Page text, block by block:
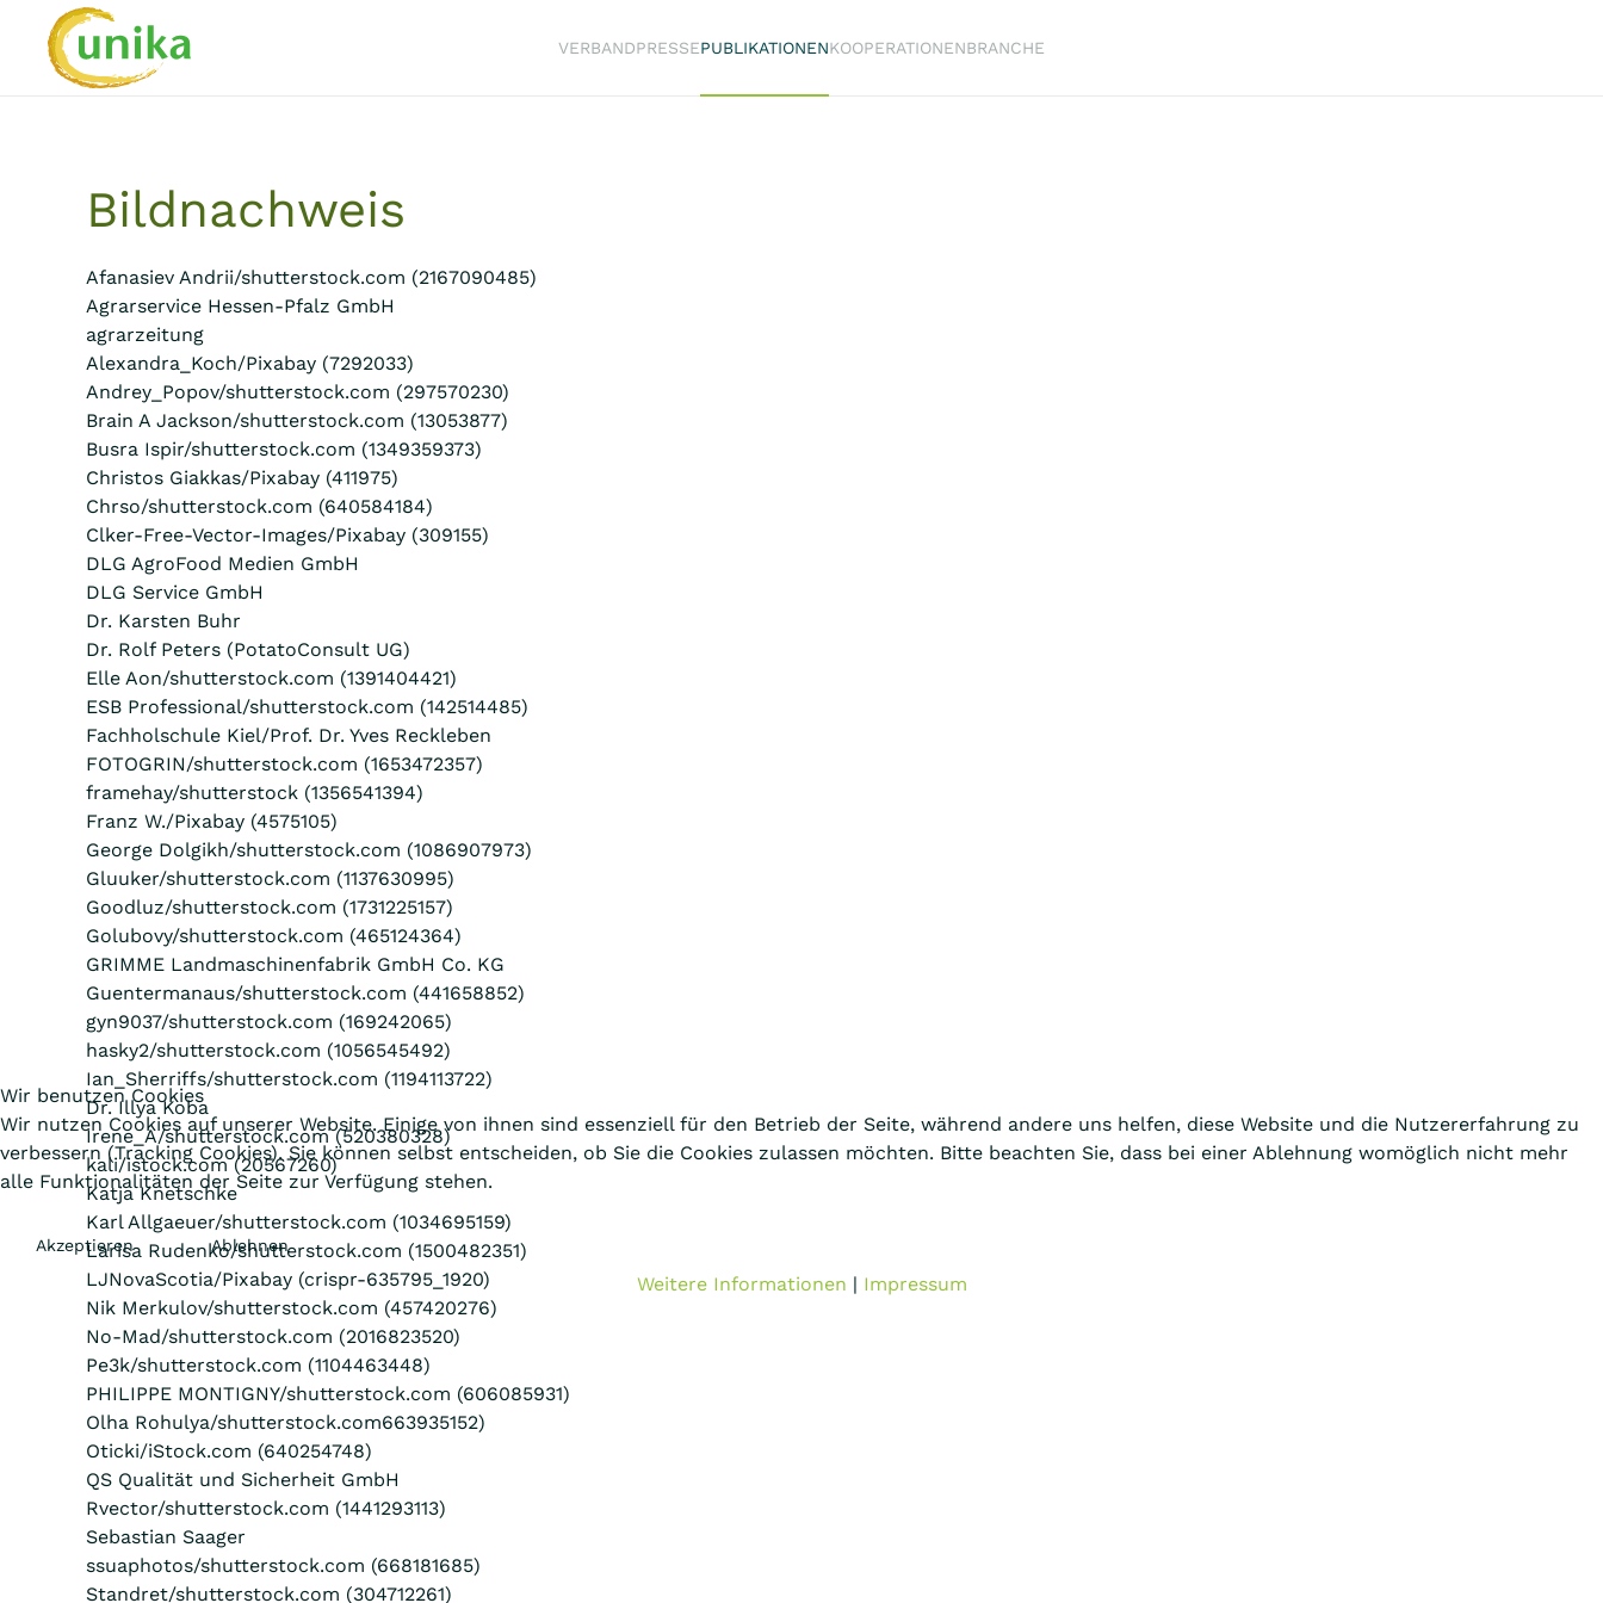
Skip to main content
VERBANDPRESSEPUBLIKATIONENKOOPERATIONENBRANCHE
Bildnachweis
Afanasiev Andrii/shutterstock.com (2167090485)
Agrarservice Hessen-Pfalz GmbH
agrarzeitung
Alexandra_Koch/Pixabay (7292033)
Andrey_Popov/shutterstock.com (297570230)
Brain A Jackson/shutterstock.com (13053877)
Busra Ispir/shutterstock.com (1349359373)
Christos Giakkas/Pixabay (411975)
Chrso/shutterstock.com (640584184)
Clker-Free-Vector-Images/Pixabay (309155)
DLG AgroFood Medien GmbH
DLG Service GmbH
Dr. Karsten Buhr
Dr. Rolf Peters (PotatoConsult UG)
Elle Aon/shutterstock.com (1391404421)
ESB Professional/shutterstock.com (142514485)
Fachholschule Kiel/Prof. Dr. Yves Reckleben
FOTOGRIN/shutterstock.com (1653472357)
framehay/shutterstock (1356541394)
Franz W./Pixabay (4575105)
George Dolgikh/shutterstock.com (1086907973)
Gluuker/shutterstock.com (1137630995)
Goodluz/shutterstock.com (1731225157)
Golubovy/shutterstock.com (465124364)
GRIMME Landmaschinenfabrik GmbH Co. KG
Guentermanaus/shutterstock.com (441658852)
gyn9037/shutterstock.com (169242065)
hasky2/shutterstock.com (1056545492)
Ian_Sherriffs/shutterstock.com (1194113722)
Dr. Illya Koba
Irene_A/shutterstock.com (520380328)
kali/istock.com (20567260)
Katja Knetschke
Karl Allgaeuer/shutterstock.com (1034695159)
Larisa Rudenko/shutterstock.com (1500482351)
LJNovaScotia/Pixabay (crispr-635795_1920)
Nik Merkulov/shutterstock.com (457420276)
No-Mad/shutterstock.com (2016823520)
Pe3k/shutterstock.com (1104463448)
PHILIPPE MONTIGNY/shutterstock.com (606085931)
Olha Rohulya/shutterstock.com663935152)
Oticki/iStock.com (640254748)
QS Qualität und Sicherheit GmbH
Rvector/shutterstock.com (1441293113)
Sebastian Saager
ssuaphotos/shutterstock.com (668181685)
Standret/shutterstock.com (304712261)
Wir benutzen Cookies
Wir nutzen Cookies auf unserer Website. Einige von ihnen sind essenziell für den Betrieb der Seite, während andere uns helfen, diese Website und die Nutzererfahrung zu
verbessern (Tracking Cookies). Sie können selbst entscheiden, ob Sie die Cookies zulassen möchten. Bitte beachten Sie, dass bei einer Ablehnung womöglich nicht mehr
alle Funktionalitäten der Seite zur Verfügung stehen.
Akzeptieren Ablehnen
Weitere Informationen | Impressum